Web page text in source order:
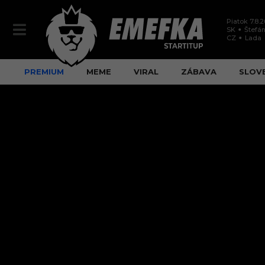
Piatok
SK
CZ
Lada
PREMIUM MEME VIRAL ZÁBAVA